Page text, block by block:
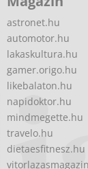
astronet.hu
automotor.hu
lakaskultura.hu
gamer.origo.hu
likebalaton.hu
napidoktor.hu
mindmegette.hu
travelo.hu
dietaesfitnesz.hu